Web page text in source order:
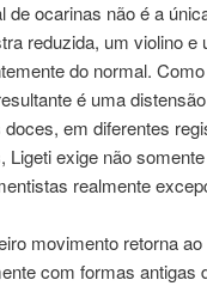
de ocarinas não é a
reduzida, um violino e
do normal.
é uma
doces, em diferentes
Ligeti exige não
realmente
movimento retorna
com formas antigas